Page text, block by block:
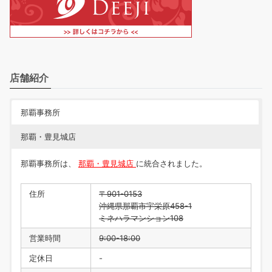
店舗紹介
那覇事務所
那覇・豊見城店
那覇事務所は、 那覇・豊見城店 に統合されました。
住所
〒901-0153
沖縄県那覇市宇栄原458-1
ミネハラマンション108
営業時間 9:00-18:00
定休日 -